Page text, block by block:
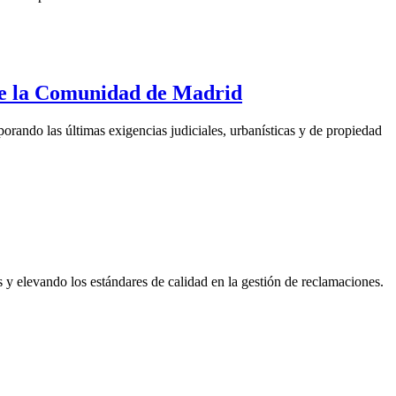
la Comunidad de Madrid
las últimas exigencias judiciales, urbanísticas y de propiedad
los estándares de calidad en la gestión de reclamaciones.